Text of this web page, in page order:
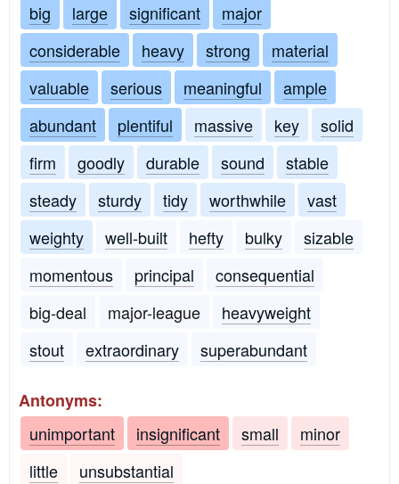
big
large significant
major
considerable
heavy strong
material
valuable
serious meaningful
ample
abundant
plentiful massive key
solid
firm
goodly durable sound
stable
steady
sturdy tidy worthwhile
vast
weighty
well-built hefty bulky
sizable
momentous
principal
consequential
big-deal
major-league
heavyweight
stout
extraordinary superabundant
Antonyms:
unimportant
insignificant small
minor
little
unsubstantial